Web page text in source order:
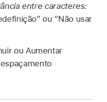
entre caracteres:
ou “Não usar
ou Aumentar